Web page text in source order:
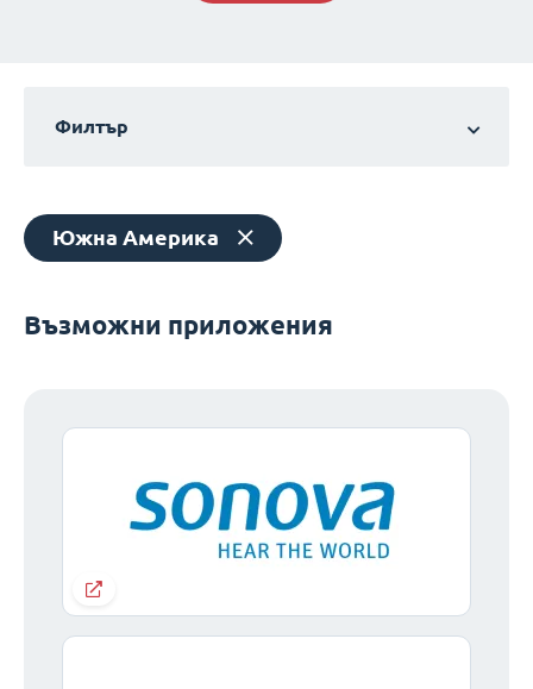
Филтър
Южна Америка
Възможни приложения